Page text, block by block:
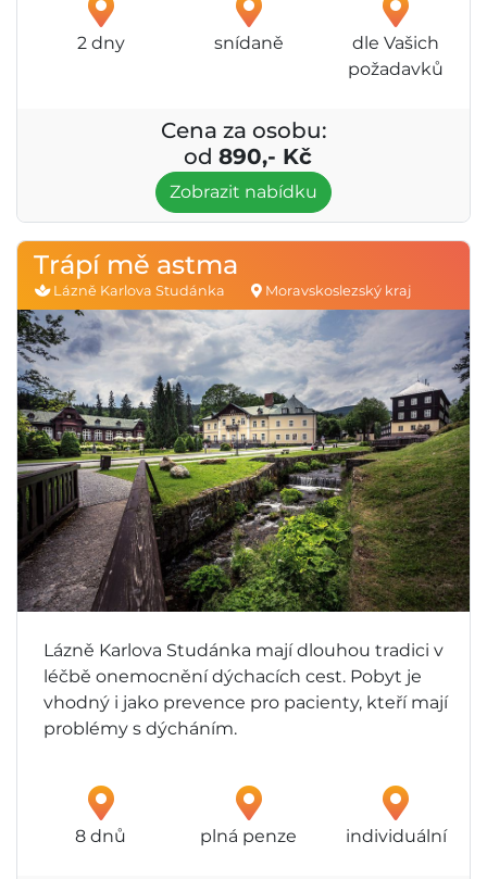
2 dny snídaně
dle Vašich
požadavků
Cena za osobu:
od 890,- Kč
Zobrazit nabídku
Trápí mě astma
Lázně Karlova Studánka Moravskoslezský kraj
Lázně Karlova Studánka mají dlouhou tradici v
léčbě onemocnění dýchacích cest. Pobyt je
vhodný i jako prevence pro pacienty, kteří mají
problémy s dýcháním.
8 dnů plná penze individuální